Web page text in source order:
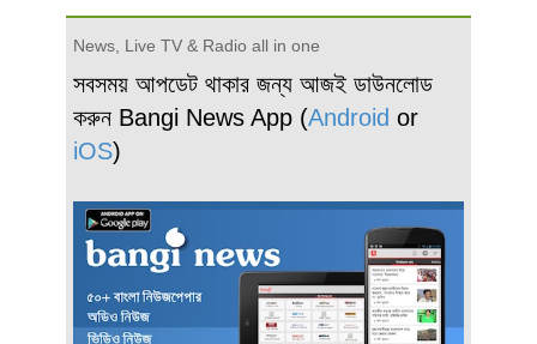
News, Live TV & Radio all in one
সবসময় আপডেট থাকার জন্য আজই ডাউনলোড
করুন Bangi News App (Android or
iOS)